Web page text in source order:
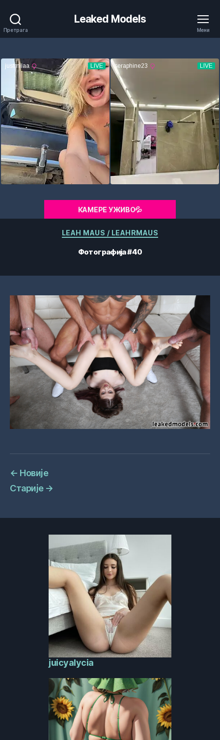
Претрага
Leaked Models
Мени
КАМЕРЕ УЖИВО💦
Категорије
LEAH MAUS / LEAHRMAUS
Фотографија #40
← Новије
Старије →
juicyalycia